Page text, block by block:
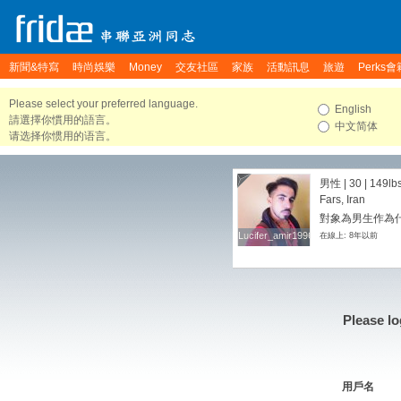
新聞&特寫 時尚娛樂 Money 交友社區 家族 活動訊息 旅遊 Perks會
Please select your preferred language.
請選擇你慣用的語言。
请选择你惯用的语言。
English
中文简体
Lucifer_amir1996
Lucifer_amir1996
男性 | 30 |
Fars, Iran
對象為男生作為
在線上: 8年以前
Please
用戶名